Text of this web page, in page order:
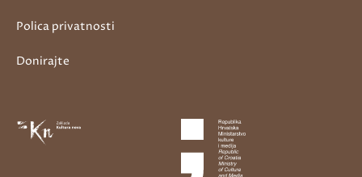
Polica privatnosti
Donirajte